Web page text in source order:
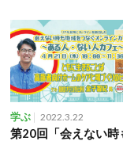
学ぶ 2022.3.22
第20回「会えない時